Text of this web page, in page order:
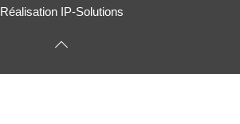
Réalisation IP-Solutions